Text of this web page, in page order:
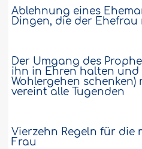
Ablehnung eines
Dingen, die der
Der Umgang des
ihn in Ehren halten und
Wohlergehen schenken)
vereint alle Tugenden
Vierzehn Regeln für die
Frau